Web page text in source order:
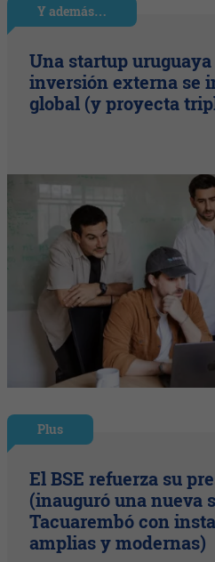
Y además…
Una startup
inversión externa se
global (y proyecta
Plus
El BSE refuerza su
(inauguró una nueva
Tacuarembó con
amplias y modernas)